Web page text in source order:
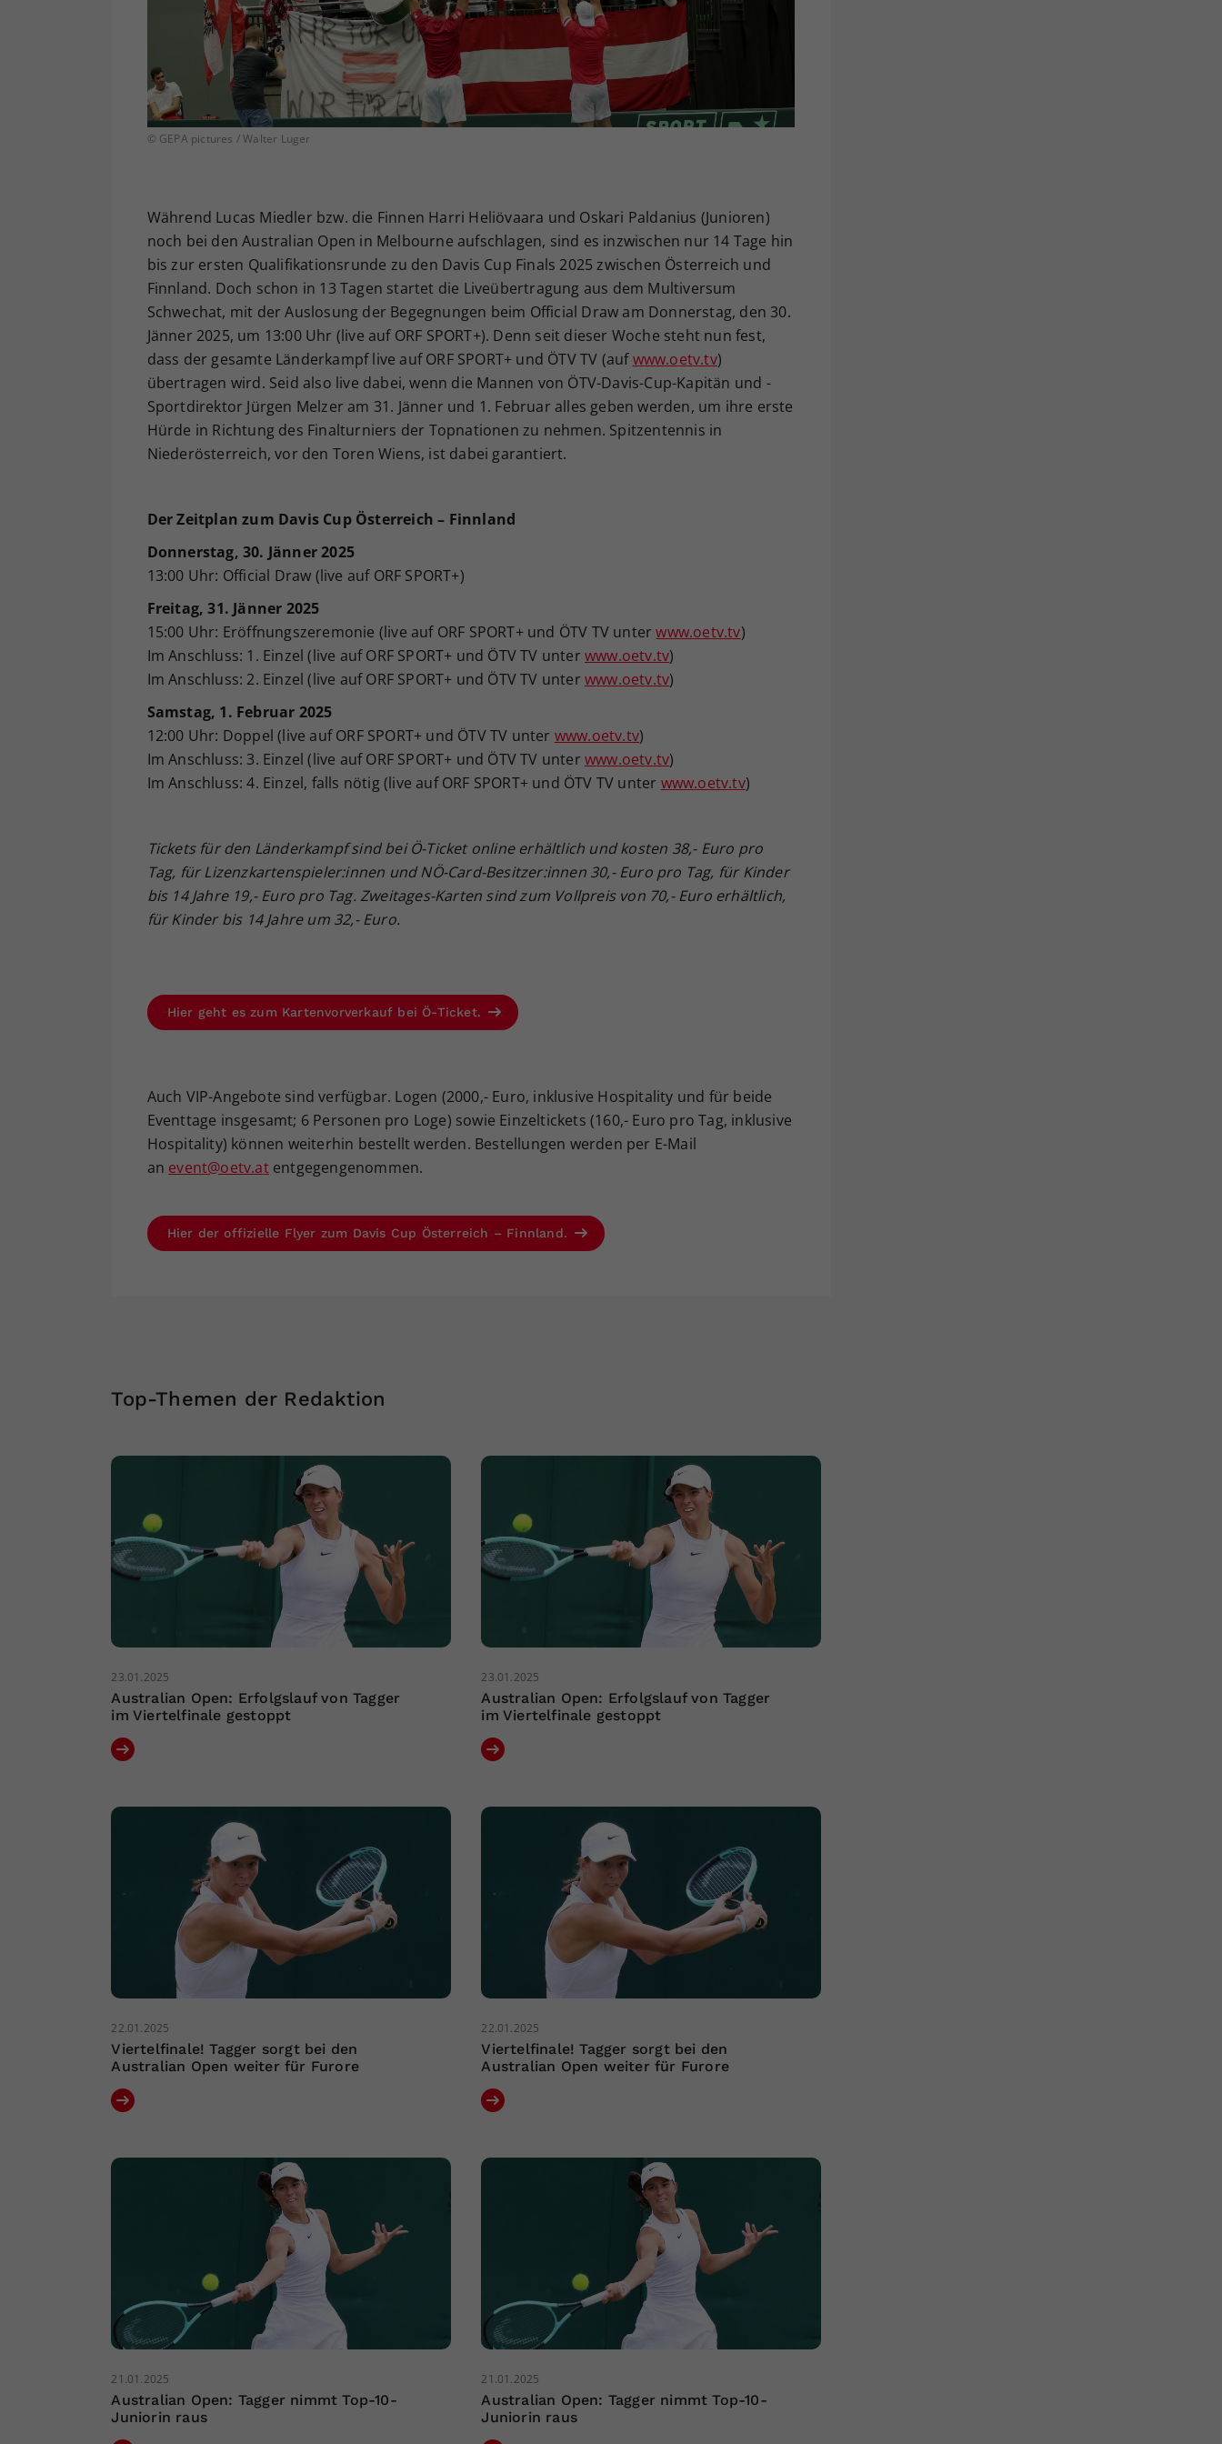
© GEPA pictures / Walter Luger
Während Lucas Miedler bzw. die Finnen Harri Heliövaara und Oskari Paldanius (Junioren)
noch bei den Australian Open in Melbourne aufschlagen, sind es inzwischen nur 14 Tage hin
bis zur ersten Qualifikationsrunde zu den Davis Cup Finals 2025 zwischen Österreich und
Finnland. Doch schon in 13 Tagen startet die Liveübertragung aus dem Multiversum
Schwechat, mit der Auslosung der Begegnungen beim Official Draw am Donnerstag, den 30.
Jänner 2025, um 13:00 Uhr (live auf ORF SPORT+). Denn seit dieser Woche steht nun fest,
dass der gesamte Länderkampf live auf ORF SPORT+ und ÖTV TV (aufwww.oetv.tv)
übertragen wird. Seid also live dabei, wenn die Mannen von ÖTV-Davis-Cup-Kapitän und -
Sportdirektor Jürgen Melzer am 31. Jänner und 1. Februar alles geben werden, um ihre erste
Hürde in Richtung des Finalturniers der Topnationen zu nehmen. Spitzentennis in
Niederösterreich, vor den Toren Wiens, ist dabei garantiert.
Der Zeitplan zum Davis Cup Österreich – Finnland
Donnerstag, 30. Jänner 2025
13:00 Uhr: Official Draw (live auf ORF SPORT+)
Freitag, 31. Jänner 2025
15:00 Uhr: Eröffnungszeremonie (live auf ORF SPORT+ und ÖTV TV unterwww.oetv.tv)
Im Anschluss: 1. Einzel (live auf ORF SPORT+ und ÖTV TV unter www.oetv.tv)
Im Anschluss: 2. Einzel (live auf ORF SPORT+ und ÖTV TV unter www.oetv.tv)
Samstag, 1. Februar 2025
12:00 Uhr: Doppel (live auf ORF SPORT+ und ÖTV TV unter www.oetv.tv)
Im Anschluss: 3. Einzel (live auf ORF SPORT+ und ÖTV TV unter www.oetv.tv)
Im Anschluss: 4. Einzel, falls nötig (live auf ORF SPORT+ und ÖTV TV unter www.oetv.tv)
Tickets für den Länderkampf sind bei Ö-Ticket online erhältlich und kosten 38,- Euro pro
Tag, für Lizenzkartenspieler:innen und NÖ-Card-Besitzer:innen 30,- Euro pro Tag, für Kinder
bis 14 Jahre 19,- Euro pro Tag. Zweitages-Karten sind zum Vollpreis von 70,- Euro erhältlich,
für Kinder bis 14 Jahre um 32,- Euro.
Hier geht es zum Kartenvorverkauf bei Ö-Ticket.
Auch VIP-Angebote sind verfügbar. Logen (2000,- Euro, inklusive Hospitality und für beide
Eventtage insgesamt; 6 Personen pro Loge) sowie Einzeltickets (160,- Euro pro Tag, inklusive
Hospitality) können weiterhin bestellt werden. Bestellungen werden per E-Mail
an event@oetv.atentgegengenommen.
Hier der offizielle Flyer zum Davis Cup Österreich – Finnland.
Top-Themen der Redaktion
23.01.2025
Australian Open: Erfolgslauf von Tagger
im Viertelfinale gestoppt
23.01.2025
Australian Open: Erfolgslauf von Tagger
im Viertelfinale gestoppt
22.01.2025
Viertelfinale! Tagger sorgt bei den
Australian Open weiter für Furore
22.01.2025
Viertelfinale! Tagger sorgt bei den
Australian Open weiter für Furore
21.01.2025
Australian Open: Tagger nimmt Top-10-
Juniorin raus
21.01.2025
Australian Open: Tagger nimmt Top-10-
Juniorin raus
Ihrer vorgenommen Einstellungen, falls der
Webseiten-Betreiber dies eingestellt hat.